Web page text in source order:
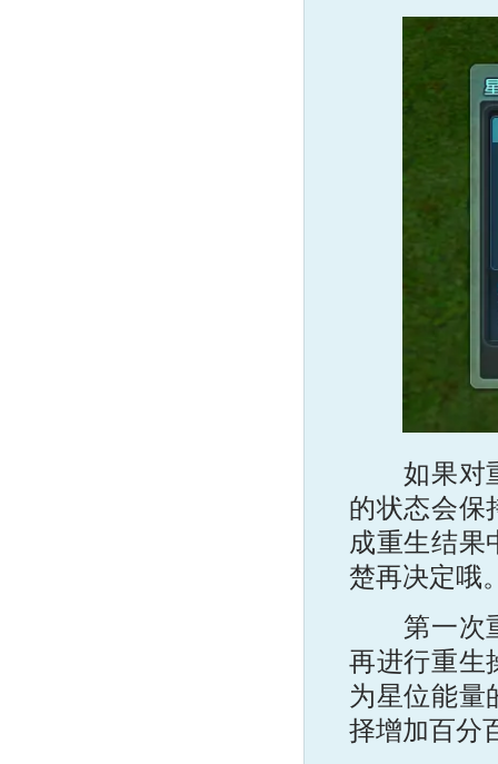
如果对重
的状态会保
成重生结果
楚再决定哦
第一次重
再进行重生
为星位能量
择增加百分